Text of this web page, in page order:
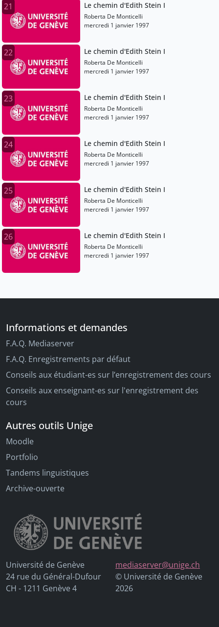
21 Le chemin d'Edith Stein I
Roberta De Monticelli
mercredi 1 janvier 1997
22 Le chemin d'Edith Stein I
Roberta De Monticelli
mercredi 1 janvier 1997
23 Le chemin d'Edith Stein I
Roberta De Monticelli
mercredi 1 janvier 1997
24 Le chemin d'Edith Stein I
Roberta De Monticelli
mercredi 1 janvier 1997
25 Le chemin d'Edith Stein I
Roberta De Monticelli
mercredi 1 janvier 1997
26 Le chemin d'Edith Stein I
Roberta De Monticelli
mercredi 1 janvier 1997
Informations et demandes
F.A.Q. Mediaserver
F.A.Q. Enregistrements par défaut
Conseils aux étudiant-es sur l’enregistrement des cours
Conseils aux enseignant-es sur l'enregistrement des
cours
Autres outils Unige
Moodle
Portfolio
Tandems linguistiques
Archive-ouverte
Université de Genève
24 rue du Général-Dufour
CH - 1211 Genève 4
mediaserver@unige.ch
© Université de Genève
2026